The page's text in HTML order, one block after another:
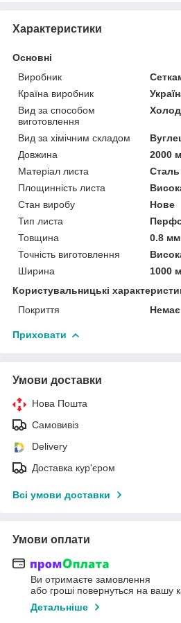
Характеристики
Основні
Виробник
Країна виробник
Вид за способом
виготовлення
Вид за хімічним складом
Довжина
2000
Матеріал листа
Сталь
Площинність листа
Стан виробу
Нове
Тип листа
Товщина
0.8 мм
Точність виготовлення
Ширина
1000
Користувальницькі
Покриття
Немає
Приховати
Умови доставки
Нова Пошта
Самовивіз
Delivery
Доставка кур'єром
Всі умови доставки
Умови оплати
Ви отримаєте замовлення
або гроші повернуться на вашу
Детальніше